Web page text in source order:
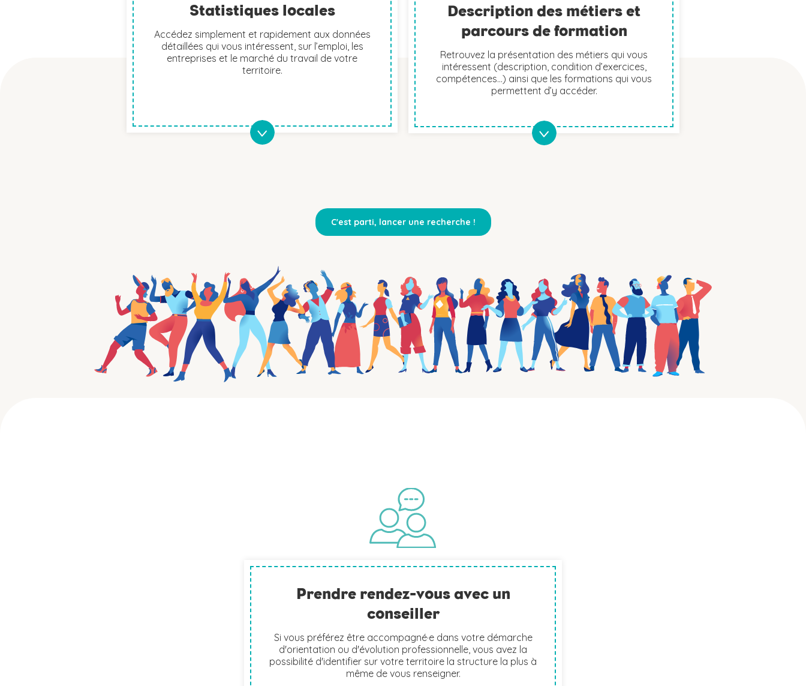
Statistiques locales
Accédez simplement et rapidement aux données
détaillées qui vous intéressent, sur l’emploi, les
entreprises et le marché du travail de votre
territoire.
Description des métiers et
parcours de formation
Retrouvez la présentation des métiers qui vous
intéressent (description, condition d’exercices,
compétences…) ainsi que les formations qui vous
permettent d’y accéder.
C'est parti, lancer une recherche !
Prendre rendez-vous avec un
conseiller
Si vous préférez être accompagné·e dans votre démarche
d'orientation ou d'évolution professionnelle, vous avez la
possibilité d'identifier sur votre territoire la structure la plus à
même de vous renseigner.